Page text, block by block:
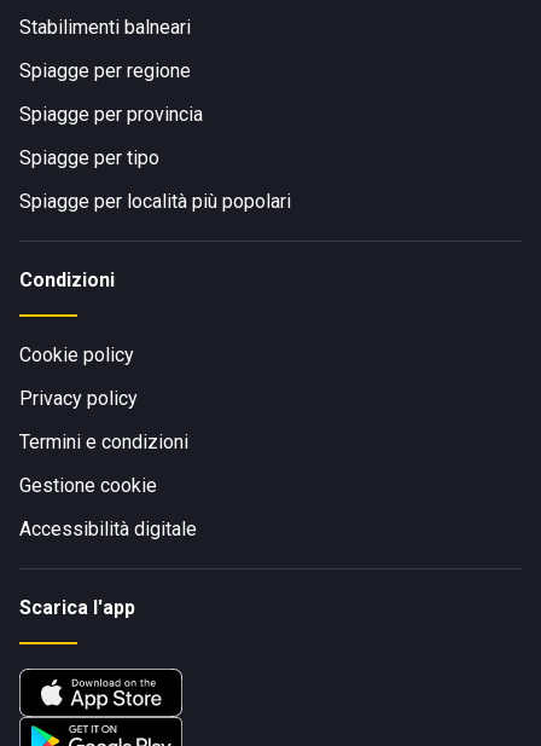
Stabilimenti balneari
Spiagge per regione
Spiagge per provincia
Spiagge per tipo
Spiagge per località più popolari
Condizioni
Cookie policy
Privacy policy
Termini e condizioni
Gestione cookie
Accessibilità digitale
Scarica l'app